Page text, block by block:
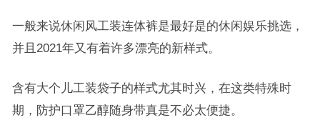
一般来说休闲风工装连体裤是最好是的休闲娱乐挑选，
并且2021年又有着许多漂亮的新样式。
含有大个儿工装袋子的样式尤其时兴，在这类特殊时
期，防护口罩乙醇随身带真是不必太便捷。